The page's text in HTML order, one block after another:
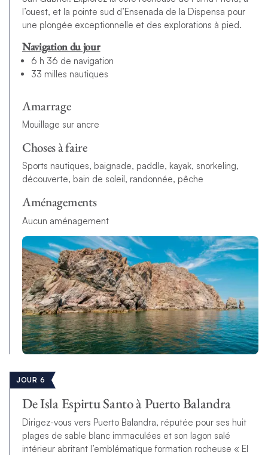
l’ouest, et la pointe sud d’Ensenada de la Dispensa pour
une plongée exceptionnelle et des explorations à pied.
Navigation du jour
6 h 36 de navigation
33 milles nautiques
Amarrage
Mouillage sur ancre
Choses à faire
Sports nautiques, baignade, paddle, kayak, snorkeling,
découverte, bain de soleil, randonnée, pêche
Aménagements
Aucun aménagement
JOUR 6
De Isla Espirtu Santo à Puerto Balandra
Dirigez-vous vers Puerto Balandra, réputée pour ses huit
plages de sable blanc immaculées et son lagon salé
intérieur abritant l’emblématique formation rocheuse « El